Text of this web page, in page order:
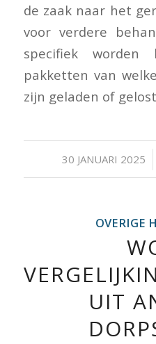
de zaak naar het
voor verdere
specifiek worden
pakketten van
zijn geladen of
30 JANUARI 2025
/
OVERIGE
UIT